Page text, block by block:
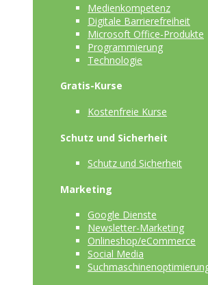
Medienkompetenz
Digitale Barrierefreiheit
Microsoft Office-Produkte
Programmierung
Technologie
Gratis-Kurse
Kostenfreie Kurse
Schutz und Sicherheit
Schutz und Sicherheit
Marketing
Google Dienste
Newsletter-Marketing
Onlineshop/eCommerce
Social Media